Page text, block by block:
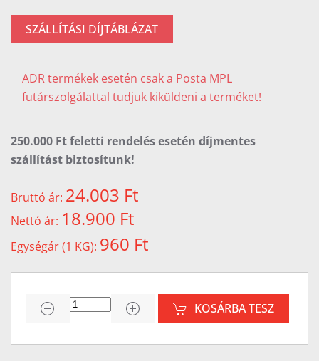
SZÁLLÍTÁSI DÍJTÁBLÁZAT
ADR termékek esetén csak a Posta MPL
futárszolgálattal tudjuk kiküldeni a terméket!
250.000 Ft feletti rendelés esetén díjmentes
szállítást biztosítunk!
Bruttó ár: 24.003 Ft
Nettó ár: 18.900 Ft
Egységár (1 KG): 960 Ft
KOSÁRBA TESZ